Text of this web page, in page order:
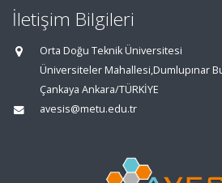
İletişim Bilgileri
Orta Doğu Teknik Üniversitesi
Üniversiteler Mahallesi,Dumlupınar
Çankaya Ankara/TÜRKİYE
avesis@metu.edu.tr